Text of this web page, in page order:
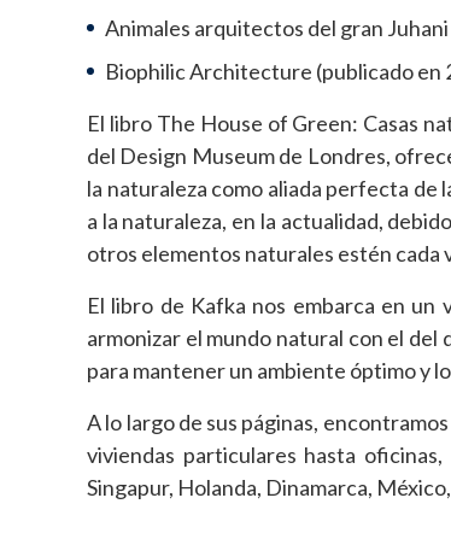
Animales arquitectos del gran Juhani
Biophilic Architecture (publicado en
El libro The House of Green: Casas
del Design Museum de Londres,
la naturaleza como aliada perfecta de
a la naturaleza, en la actualidad,
otros elementos naturales estén cada
El libro de Kafka nos embarca en
armonizar el mundo natural con el
para mantener un ambiente óptimo y
A lo largo de sus páginas,
viviendas particulares hasta
Singapur, Holanda, Dinamarca,